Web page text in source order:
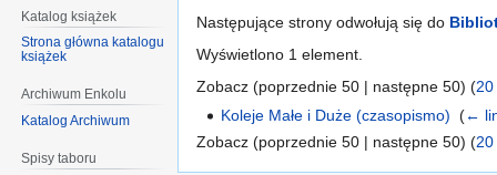
Następujące strony odwołują się do
Wyświetlono 1 element.
Zobacz (poprzednie 50 | następne 50) (20
Koleje Małe i Duże (czasopismo) ‎(←
Zobacz (poprzednie 50 | następne 50) (20
Katalog książek
Strona główna katalogu
książek
Archiwum Enkolu
Katalog Archiwum
Spisy taboru